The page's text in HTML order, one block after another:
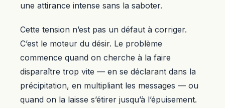
une attirance intense sans la saboter.
Cette tension n’est pas un défaut à corriger.
C’est le moteur du désir. Le problème
commence quand on cherche à la faire
disparaître trop vite — en se déclarant dans la
précipitation, en multipliant les messages — ou
quand on la laisse s’étirer jusqu’à l’épuisement.